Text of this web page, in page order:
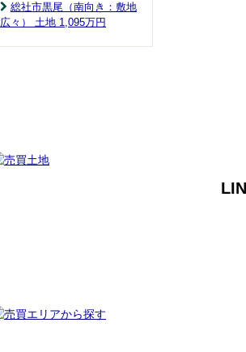
総社市黒尾（南向き：敷地
広々） 土地 1,095万円